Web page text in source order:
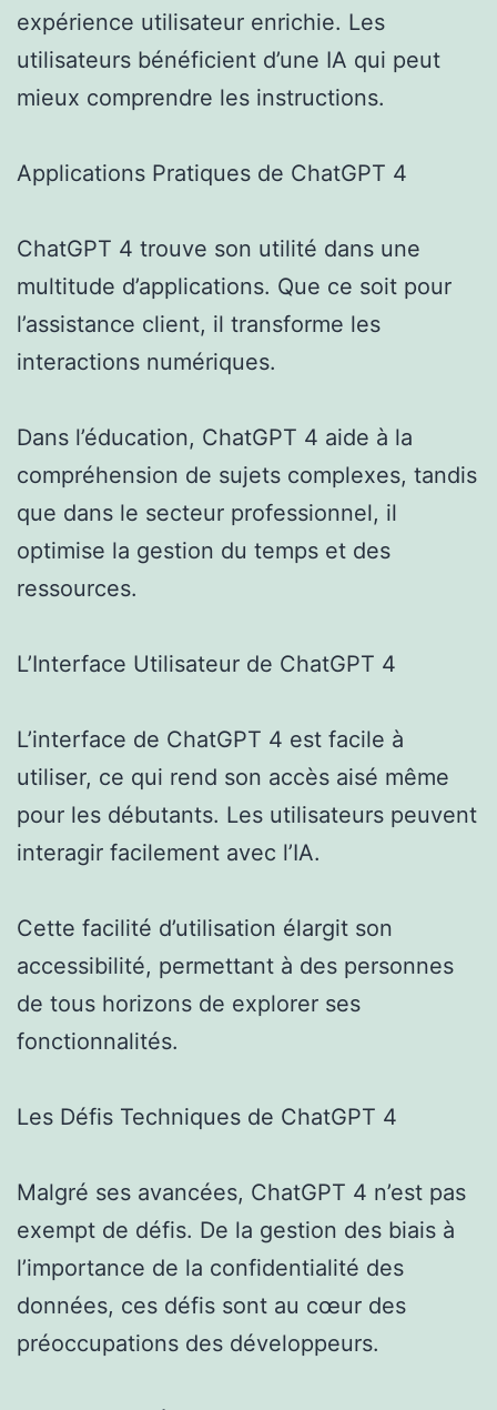
expérience utilisateur enrichie. Les
utilisateurs bénéficient d’une IA qui peut
mieux comprendre les instructions.
Applications Pratiques de ChatGPT 4
ChatGPT 4 trouve son utilité dans une
multitude d’applications. Que ce soit pour
l’assistance client, il transforme les
interactions numériques.
Dans l’éducation, ChatGPT 4 aide à la
compréhension de sujets complexes, tandis
que dans le secteur professionnel, il
optimise la gestion du temps et des
ressources.
L’Interface Utilisateur de ChatGPT 4
L’interface de ChatGPT 4 est facile à
utiliser, ce qui rend son accès aisé même
pour les débutants. Les utilisateurs peuvent
interagir facilement avec l’IA.
Cette facilité d’utilisation élargit son
accessibilité, permettant à des personnes
de tous horizons de explorer ses
fonctionnalités.
Les Défis Techniques de ChatGPT 4
Malgré ses avancées, ChatGPT 4 n’est pas
exempt de défis. De la gestion des biais à
l’importance de la confidentialité des
données, ces défis sont au cœur des
préoccupations des développeurs.